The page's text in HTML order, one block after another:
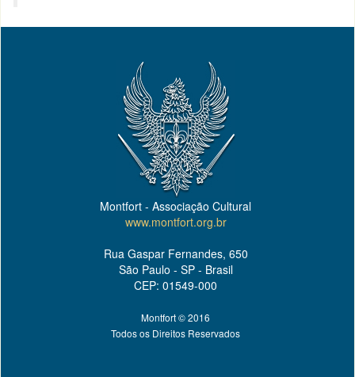
Montfort - Associação Cultural
www.montfort.org.br
Rua Gaspar Fernandes, 650
São Paulo - SP - Brasil
CEP: 01549-000
Montfort © 2016
Todos os Direitos Reservados